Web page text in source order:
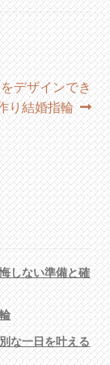
デザインでき
り結婚指輪
しない準備と確
な一日を叶える